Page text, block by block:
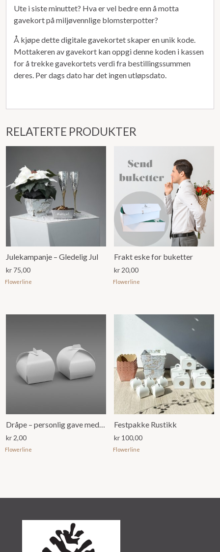
Ute i siste minuttet? Hva er vel bedre enn å motta
gavekort på miljøvennlige blomsterpotter?
Å kjøpe dette digitale gavekortet skaper en unik kode.
Mottakeren av gavekort kan oppgi denne koden i kassen
for å trekke gavekortets verdi fra bestillingssummen
deres. Per dags dato har det ingen utløpsdato.
RELATERTE PRODUKTER
Julekampanje – Gledelig Jul
kr 75,00
Flowerline
Frakt eske for buketter
kr 20,00
Flowerline
Dråpe – personlig gave med plass til 1 konfekt
kr2,00
Flowerline
Festpakke Rustikk
kr 100,00
Flowerline